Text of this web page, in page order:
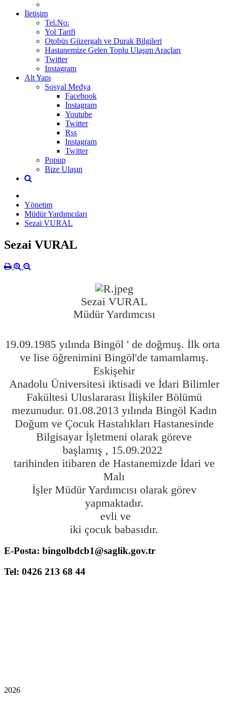
İletişim
Tel.No:
Yol Tarifi
Otobüs Güzergah ve Durak Bilgileri
Hastanemize Gelen Toplu Ulaşım Araçları
Twitter
Instagram
Alt Yapı
Sosyal Medya
Facebook
İnstagram
Youtube
Twitter
Rss
Instagram
Twitter
Popup
Bize Ulaşın
Yönetim
Müdür Yardımcıları
Sezai VURAL
Sezai VURAL
Sezai VURAL
Müdür Yardımcısı
19.09.1985 yılında Bingöl ' de doğmuş. İlk orta
ve lise öğrenimini Bingöl'de tamamlamış.
Eskişehir
Anadolu Üniversitesi iktisadi ve İdari Bilimler
Fakültesi Uluslararası İlişkiler Bölümü
mezunudur. 01.08.2013 yılında Bingöl Kadın
Doğum ve Çocuk Hastalıkları Hastanesinde
Bilgisayar İşletmeni olarak göreve
başlamış , 15.09.2022
tarihinden itibaren de Hastanemizde İdari ve
Malı
İşler Müdür Yardımcısı olarak görev
yapmaktadır.
evli ve
iki çocuk babasıdır.
E-Posta: bingolbdcb1@saglik.gov.tr
Tel: 0426 213 68 44
2026